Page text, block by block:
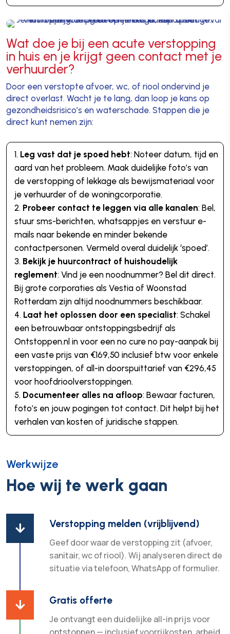
Wat doe je bij een acute verstopping
in huis en je krijgt geen contact met je
verhuurder?
Door een verstopte afvoer, wc, of riool ondervind je
direct overlast. Wacht je te lang, dan loop je kans op
gezondheidsrisico’s en waterschade. Stappen die je
direct kunt nemen zijn:
Leg vast dat je spoed hebt: Noteer datum, tijd en
aard van het probleem. Maak duidelijke foto’s van
de verstopping of lekkage als bewijsmateriaal voor
je verhuurder of de woningcorporatie.
Probeer contact te leggen via alle kanalen: Bel,
stuur sms-berichten, whatsappjes en verstuur e-
mails naar bekende en minder bekende
contactpersonen. Vermeld overal duidelijk ‘spoed’.
Bekijk je huurcontract of huishoudelijk
reglement: Vind je een noodnummer? Bel dit direct.
Bij grote corporaties als Vestia of Woonstad
Rotterdam zijn altijd noodnummers beschikbaar.
Laat het oplossen door een specialist: Schakel
een betrouwbaar ontstoppingsbedrijf als
Ontstoppen.nl in voor een no cure no pay-aanpak bij
een vaste prijs van €169,50 inclusief btw voor enkele
verstoppingen, of all-in doorspuittarief van €296,45
voor hoofdrioolverstoppingen.
Documenteer alles na afloop: Bewaar facturen,
foto’s en jouw pogingen tot contact. Dit helpt bij het
verhalen van kosten of juridische stappen.
Werkwijze
Hoe wij te werk gaan
 Verstopping melden (vrijblijvend)
Geef door waar de verstopping zit (afvoer,
sanitair, wc of riool). Wij analyseren direct de
situatie via telefoon, WhatsApp of formulier.
 Gratis offerte
Je ontvangt een duidelijke all-in prijs voor